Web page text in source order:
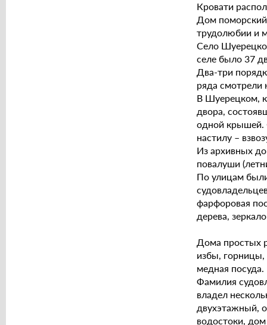
Кровати
Дом поморский
трудолюбии и
Село
селе было 37
Два-три
ряда смотрели
В Шуерецком,
двора,
одной крышей.
настилу –
Из архивных
повалуши
По улицам
фарфоровая
дерева,
Дома простых
избы, горницы,
медная посуда.
Фамилия
владел
двухэтажный,
водостоки,